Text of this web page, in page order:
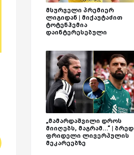
მსურველი პრემიერ
ლიგიდან | მიქაუტაძით
ტოტენჰემია
დაინტერესებული
„მამარდაშვილი დროს
მიიღებს, მაგრამ...“ | ბრედ
ფრიდელი ლივერპულის
მეკარეებზე